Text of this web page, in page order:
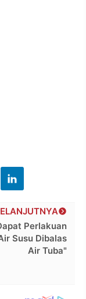
Perlakuan
Susu Dibalas
Air Tuba"